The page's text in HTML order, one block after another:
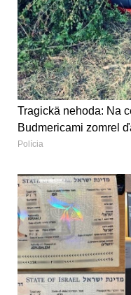
Tragickä nehoda: Na
Budmericami zomrel
Polícia